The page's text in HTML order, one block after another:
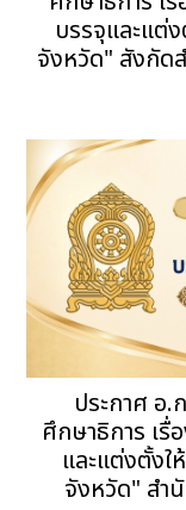
บรรจุและแต่
จังหวัด" สังกัด
ประกาศ อ
ศึกษาธิการ เรื่
และแต่งตั้ง
จังหวัด" สำ